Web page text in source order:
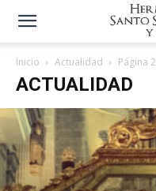
Inicio Actualidad Página 2
ACTUALIDAD